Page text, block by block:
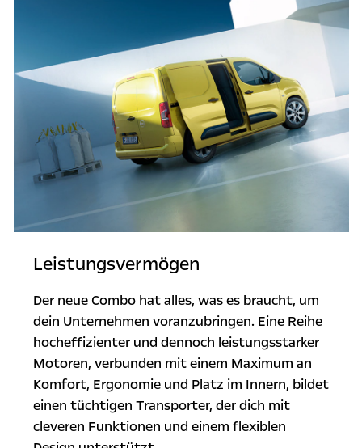
Leistungsvermögen
Der neue Combo hat alles, was es braucht, um
dein Unternehmen voranzubringen. Eine Reihe
hocheffizienter und dennoch leistungsstarker
Motoren, verbunden mit einem Maximum an
Komfort, Ergonomie und Platz im Innern, bildet
einen tüchtigen Transporter, der dich mit
cleveren Funktionen und einem flexiblen